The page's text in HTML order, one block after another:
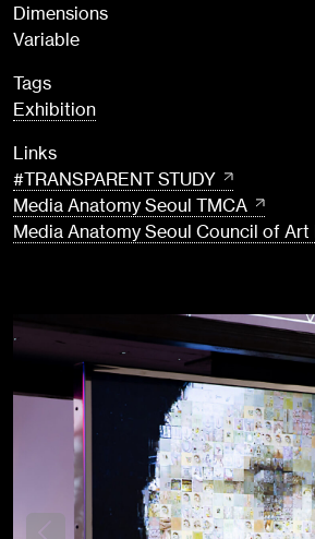
Dimensions
Variable
Tags
Exhibition
Links
#TRANSPARENT STUDY
Media Anatomy Seoul TMCA
Media Anatomy Seoul Council of Art